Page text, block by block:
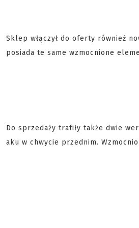
Sklep włączył do oferty również
posiada te same wzmocnione
Do sprzedaży trafiły także dwie
aku w chwycie przednim.